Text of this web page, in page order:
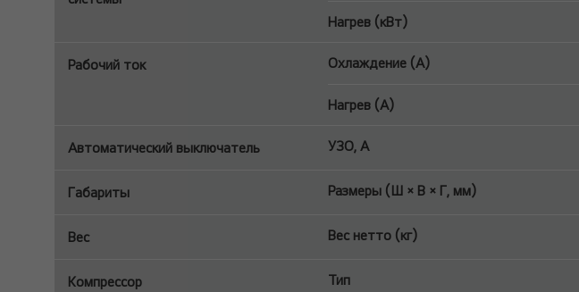
Нагрев (кВт)
Рабочий ток Охлаждение (A)
Нагрев (A)
Автоматический выключатель УЗО, A
Габариты Размеры (Ш × В × Г, мм)
Вес Вес нетто (кг)
Компрессор Тип